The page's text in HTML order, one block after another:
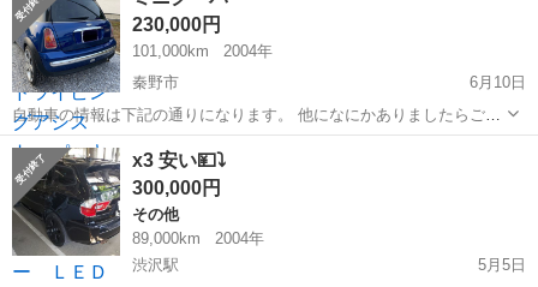
スプレイ ...
230,000円
101,000km
2004年
秦野市
6月10日
自動車の情報は下記の通りになります。 他になにかありましたらご質
問下さい。 状態は、中古車のため、多少の擦り傷や目立たない傷はあ
りますが、凹みや酷い傷、衝突傷(？)のようなものはありません。ま
た、問題などもありません、 装...
神奈川 秦野市 BMW
x3 安い💴⤵️
300,000円
その他
89,000km
2004年
渋沢駅
5月5日